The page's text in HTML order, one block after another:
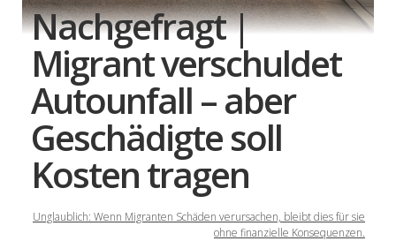
Nachgefragt |
Migrant verschuldet
Autounfall – aber
Geschädigte soll
Kosten tragen
Unglaublich: Wenn Migranten Schäden verursachen, bleibt dies für sie
ohne finanzielle Konsequenzen.